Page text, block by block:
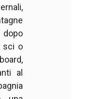
dopo
sci o
al